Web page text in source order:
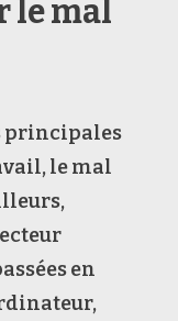
le mal
principales
le mal
en